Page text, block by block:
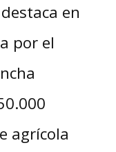
en
por el
agrícola